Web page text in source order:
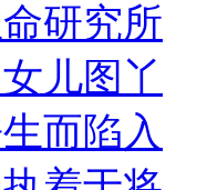
研究所
儿图丫
而陷入